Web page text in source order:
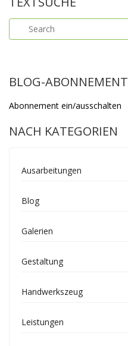
BLOG-ABONNEMENT
Abonnement ein/ausschalten
NACH KATEGORIEN
Ausarbeitungen
Blog
Galerien
Gestaltung
Handwerkszeug
Leistungen